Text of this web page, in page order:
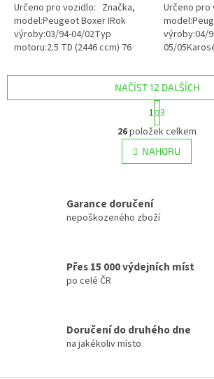
Určeno pro vozidlo: Značka,
model:Peugeot Boxer IRok
výroby:03/94-04/02Typ
motoru:2.5 TD (2446 ccm) 76
zboží: Použité
Určeno
výroby:04/
05/
Použité
O
v
l
á
í
v
k
p
i
NAČÍST 12 DALŠÍCH
t
r
á
n
k
n
í
1 3
26položek celkem
NAHORU
Garance doručení
nepoškozeného zboží
Přes 15 000 výdejních míst
po celé ČR
Doručení do druhého dne
na jakékoliv místo